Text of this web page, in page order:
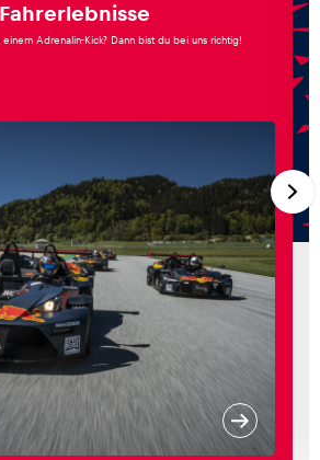
Fahrerlebnisse
Adrenalin-Kick? Dann bist du bei uns richtig!